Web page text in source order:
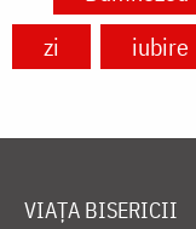
zi
iubire
VIAȚA BISERICII